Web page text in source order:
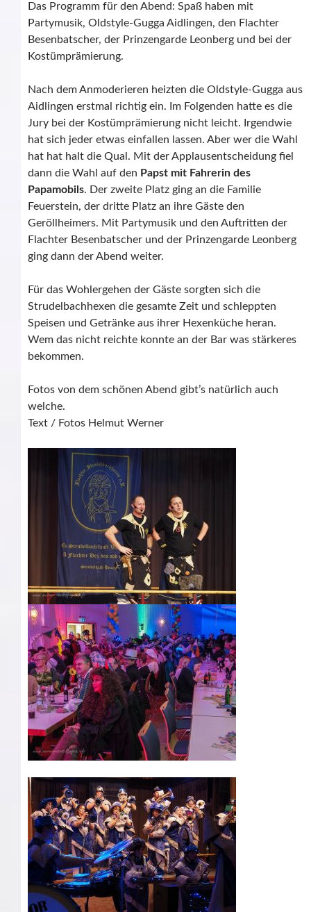
Das Programm für den Abend: Spaß haben mit
Partymusik, Oldstyle-Gugga Aidlingen, den Flachter
Besenbatscher, der Prinzengarde Leonberg und bei der
Kostümprämierung.
Nach dem Anmoderieren heizten die Oldstyle-Gugga aus
Aidlingen erstmal richtig ein. Im Folgenden hatte es die
Jury bei der Kostümprämierung nicht leicht. Irgendwie
hat sich jeder etwas einfallen lassen. Aber wer die Wahl
hat hat halt die Qual. Mit der Applausentscheidung fiel
dann die Wahl auf den Papst mit Fahrerin des
Papamobils. Der zweite Platz ging an die Familie
Feuerstein, der dritte Platz an ihre Gäste den
Geröllheimers. Mit Partymusik und den Auftritten der
Flachter Besenbatscher und der Prinzengarde Leonberg
ging dann der Abend weiter.
Für das Wohlergehen der Gäste sorgten sich die
Strudelbachhexen die gesamte Zeit und schleppten
Speisen und Getränke aus ihrer Hexenküche heran.
Wem das nicht reichte konnte an der Bar was stärkeres
bekommen.
Fotos von dem schönen Abend gibt’s natürlich auch
welche.
Text / Fotos Helmut Werner